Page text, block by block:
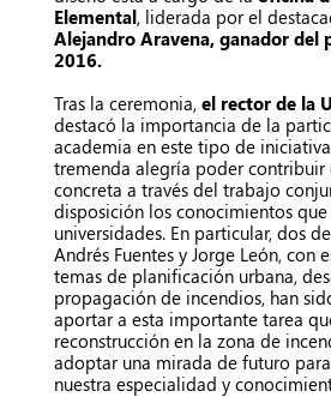
Elemental, liderada por el
Alejandro Aravena, ganador del
2016.
Tras la ceremonia, el rector de la
destacó la importancia de la
academia en este tipo de
tremenda alegría poder contribuir
concreta a través del trabajo
disposición los conocimientos
universidades. En particular, dos
Andrés Fuentes y Jorge León, con
temas de planificación urbana,
propagación de incendios, han
aportar a esta importante tarea
reconstrucción en la zona de
adoptar una mirada de futuro
nuestra especialidad y